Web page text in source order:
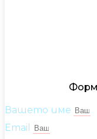
Вашето име
Email